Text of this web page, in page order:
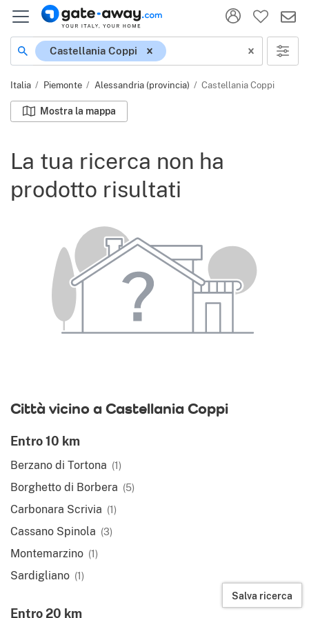
Località
Castellania Coppi
Italia Piemonte Alessandria (provincia) Castellania Coppi
Mostra la mappa
La tua ricerca non ha
prodotto risultati
Città vicino a Castellania Coppi
Entro 10 km
Berzano di Tortona (1)
Borghetto di Borbera (5)
Carbonara Scrivia (1)
Cassano Spinola (3)
Montemarzino (1)
Sardigliano (1)
Entro 20 km
Salva ricerca